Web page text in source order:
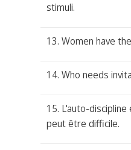
stimuli.
13. Women have
14. Who needs
15. L'auto-
peut être difficile.